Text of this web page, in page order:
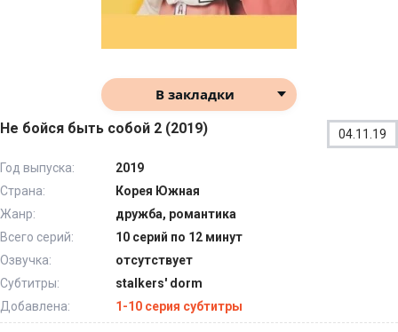
В закладки
Не бойся быть собой 2 (2019) 04.11.19
Год выпуска:
2019
Страна:
Корея Южная
Жанр:
дружба, романтика
Всего серий:
10 серий по 12 минут
Озвучка:
отсутствует
Субтитры:
stalkers' dorm
Добавлена:
1-10 серия субтитры